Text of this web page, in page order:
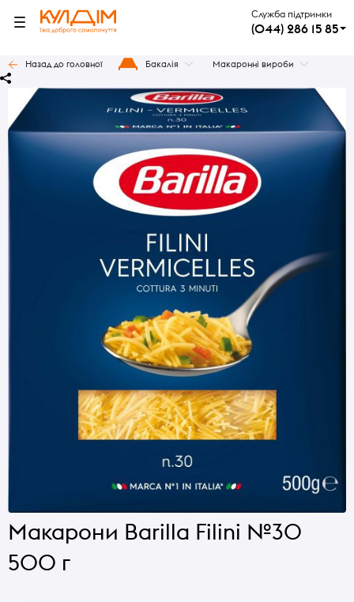
Служба підтримки
(044) 286 15 85
Назад до головної Бакалія Макаронні вироби
Макарони Barilla Filini №30
500 г